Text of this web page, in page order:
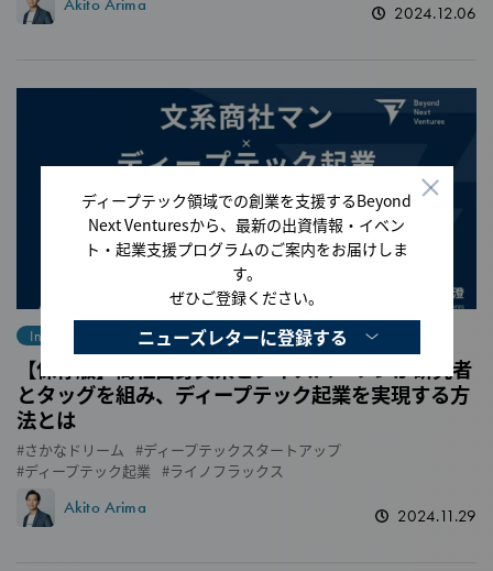
2024.12.06
Interview
【保存版】商社出身文系ビジネスパーソンが研究者
とタッグを組み、ディープテック起業を実現する方
法とは
さかなドリーム
ディープテックスタートアップ
ディープテック起業
ライノフラックス
Akito Arima 2024.11.29
ディープテック領域での創業を支援するBeyond
Next Venturesから、最新の出資情報・イベン
ト・起業支援プログラムのご案内をお届けしま
す。
ぜひご登録ください。
ニューズレターに登録する